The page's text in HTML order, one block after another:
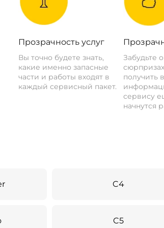
Прозрачность услуг
Вы точно будете знать,
какие именно запасные
части и работы входят в
каждый сервисный пакет.
Забудьте
получить
сервису
начнутся
C4
C5